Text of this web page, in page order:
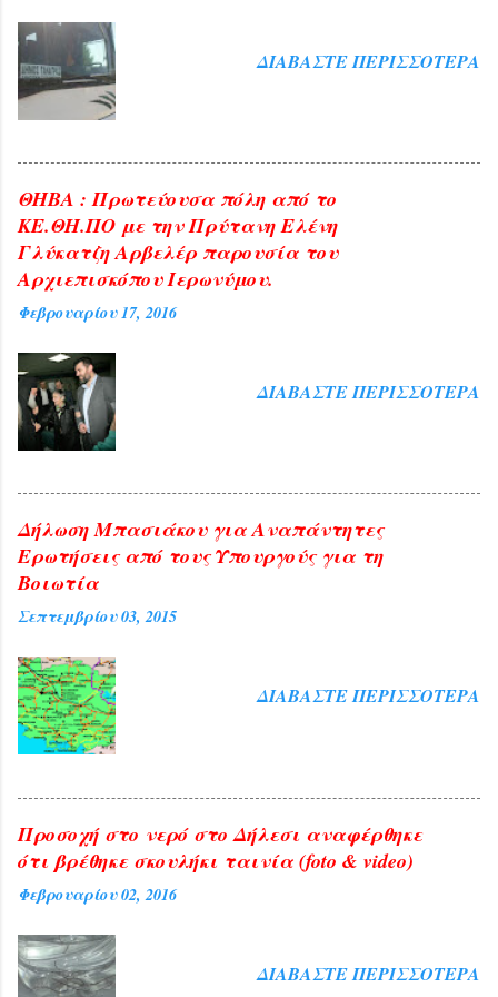
πολιτικής, αλλά και η άρνησή της να
ΔΙΑΒΆΣΤΕ ΠΕΡΙΣΣΌΤΕΡΑ
ΘΗΒΑ : Πρωτεύουσα πόλη από το
ΚΕ.ΘΗ.ΠΟ με την Πρύτανη Ελένη
Γλύκατζη Αρβελέρ παρουσία του
Αρχιεπισκόπου Ιερωνύμου.
Φεβρουαρίου 17, 2016
ΔΙΑΒΆΣΤΕ ΠΕΡΙΣΣΌΤΕΡΑ
Δήλωση Μπασιάκου για Αναπάντητες
Ερωτήσεις από τους Υπουργούς για τη
Βοιωτία
Σεπτεμβρίου 03, 2015
ΔΙΑΒΆΣΤΕ ΠΕΡΙΣΣΌΤΕΡΑ
Προσοχή στο νερό στο Δήλεσι αναφέρθηκε
ότι βρέθηκε σκουλήκι ταινία (foto & video)
Φεβρουαρίου 02, 2016
ΔΙΑΒΆΣΤΕ ΠΕΡΙΣΣΌΤΕΡΑ